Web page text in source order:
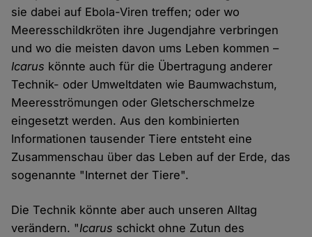
sie dabei auf Ebola-Viren treffen; oder wo
Meeresschildkröten ihre Jugendjahre verbringen
und wo die meisten davon ums Leben kommen –
Icarus könnte auch für die Übertragung anderer
Technik- oder Umweltdaten wie Baumwachstum,
Meeresströmungen oder Gletscherschmelze
eingesetzt werden. Aus den kombinierten
Informationen tausender Tiere entsteht eine
Zusammenschau über das Leben auf der Erde, das
sogenannte "Internet der Tiere".
Die Technik könnte aber auch unseren Alltag
verändern. "Icarus schickt ohne Zutun des